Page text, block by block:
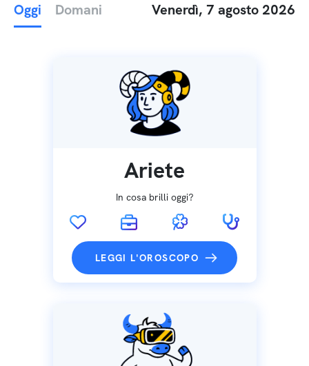
Oggi Domani Venerdì, 7 agosto 2026
Ariete
In cosa brilli oggi?
LEGGI L'OROSCOPO